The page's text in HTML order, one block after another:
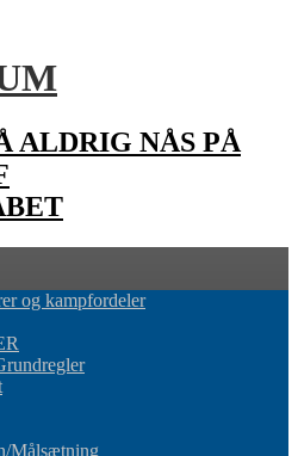
ALDRIG NÅS PÅ
og kampfordeler
Målsætning